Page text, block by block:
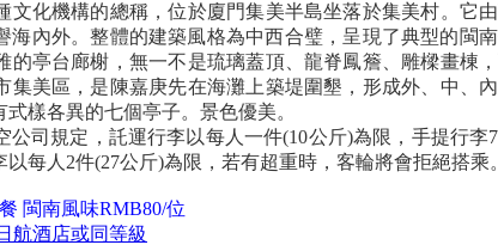
文化機構的總稱，位於廈門集美半島坐落於集美村。它
海內外。整體的建築風格為中西合璧，呈現了典型的閩
的亭台廊榭，無一不是琉璃蓋頂、龍脊鳳簷、雕樑畫棟
集美區，是陳嘉庚先在海灘上築堤圍墾，形成外、中、
樣各異的七個亭子。景色優美。
司規定，託運行李以每人一件(10公斤)為限，手提行李
每人2件(27公斤)為限，若有超重時，客輪將會拒絕搭乘。
閩南風味RMB80/位
航酒店或同等級